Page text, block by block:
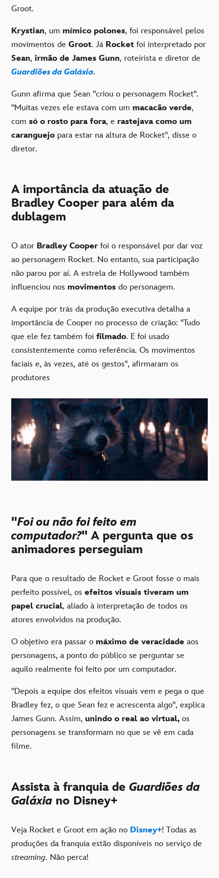
Groot.
Krystian, um mímico polones, foi responsável pelos
movimentos de Groot. Já Rocket foi interpretado por
Sean, irmão de James Gunn, roteirista e diretor de
Guardiões da Galáxia.
Gunn afirma que Sean "criou o personagem Rocket".
"Muitas vezes ele estava com um macacão verde,
com só o rosto para fora, e rastejava como um
caranguejo para estar na altura de Rocket", disse o
diretor.
A importância da atuação de
Bradley Cooper para além da
dublagem
O ator Bradley Cooper foi o responsável por dar voz
ao personagem Rocket. No entanto, sua participação
não parou por aí. A estrela de Hollywood também
influenciou nos movimentos do personagem.
A equipe por trás da produção executiva detalha a
importância de Cooper no processo de criação: "Tudo
que ele fez também foi filmado. E foi usado
consistentemente como referência. Os movimentos
faciais e, às vezes, até os gestos", afirmaram os
produtores
"Foi ou não foi feito em
computador?" A pergunta que os
animadores perseguiam
Para que o resultado de Rocket e Groot fosse o mais
perfeito possível, os efeitos visuais tiveram um
papel crucial, aliado à interpretação de todos os
atores envolvidos na produção.
O objetivo era passar o máximo de veracidade aos
personagens, a ponto do público se perguntar se
aquilo realmente foi feito por um computador.
"Depois a equipe dos efeitos visuais vem e pega o que
Bradley fez, o que Sean fez e acrescenta algo", explica
James Gunn. Assim, unindo o real ao virtual, os
personagens se transformam no que se vê em cada
filme.
Assista à franquia de Guardiões da
Galáxia no Disney+
Veja Rocket e Groot em ação no Disney+! Todas as
produções da franquia estão disponíveis no serviço de
streaming. Não perca!